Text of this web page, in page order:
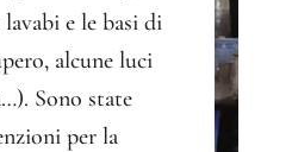
e le basi di
alcune luci
Sono state
per la